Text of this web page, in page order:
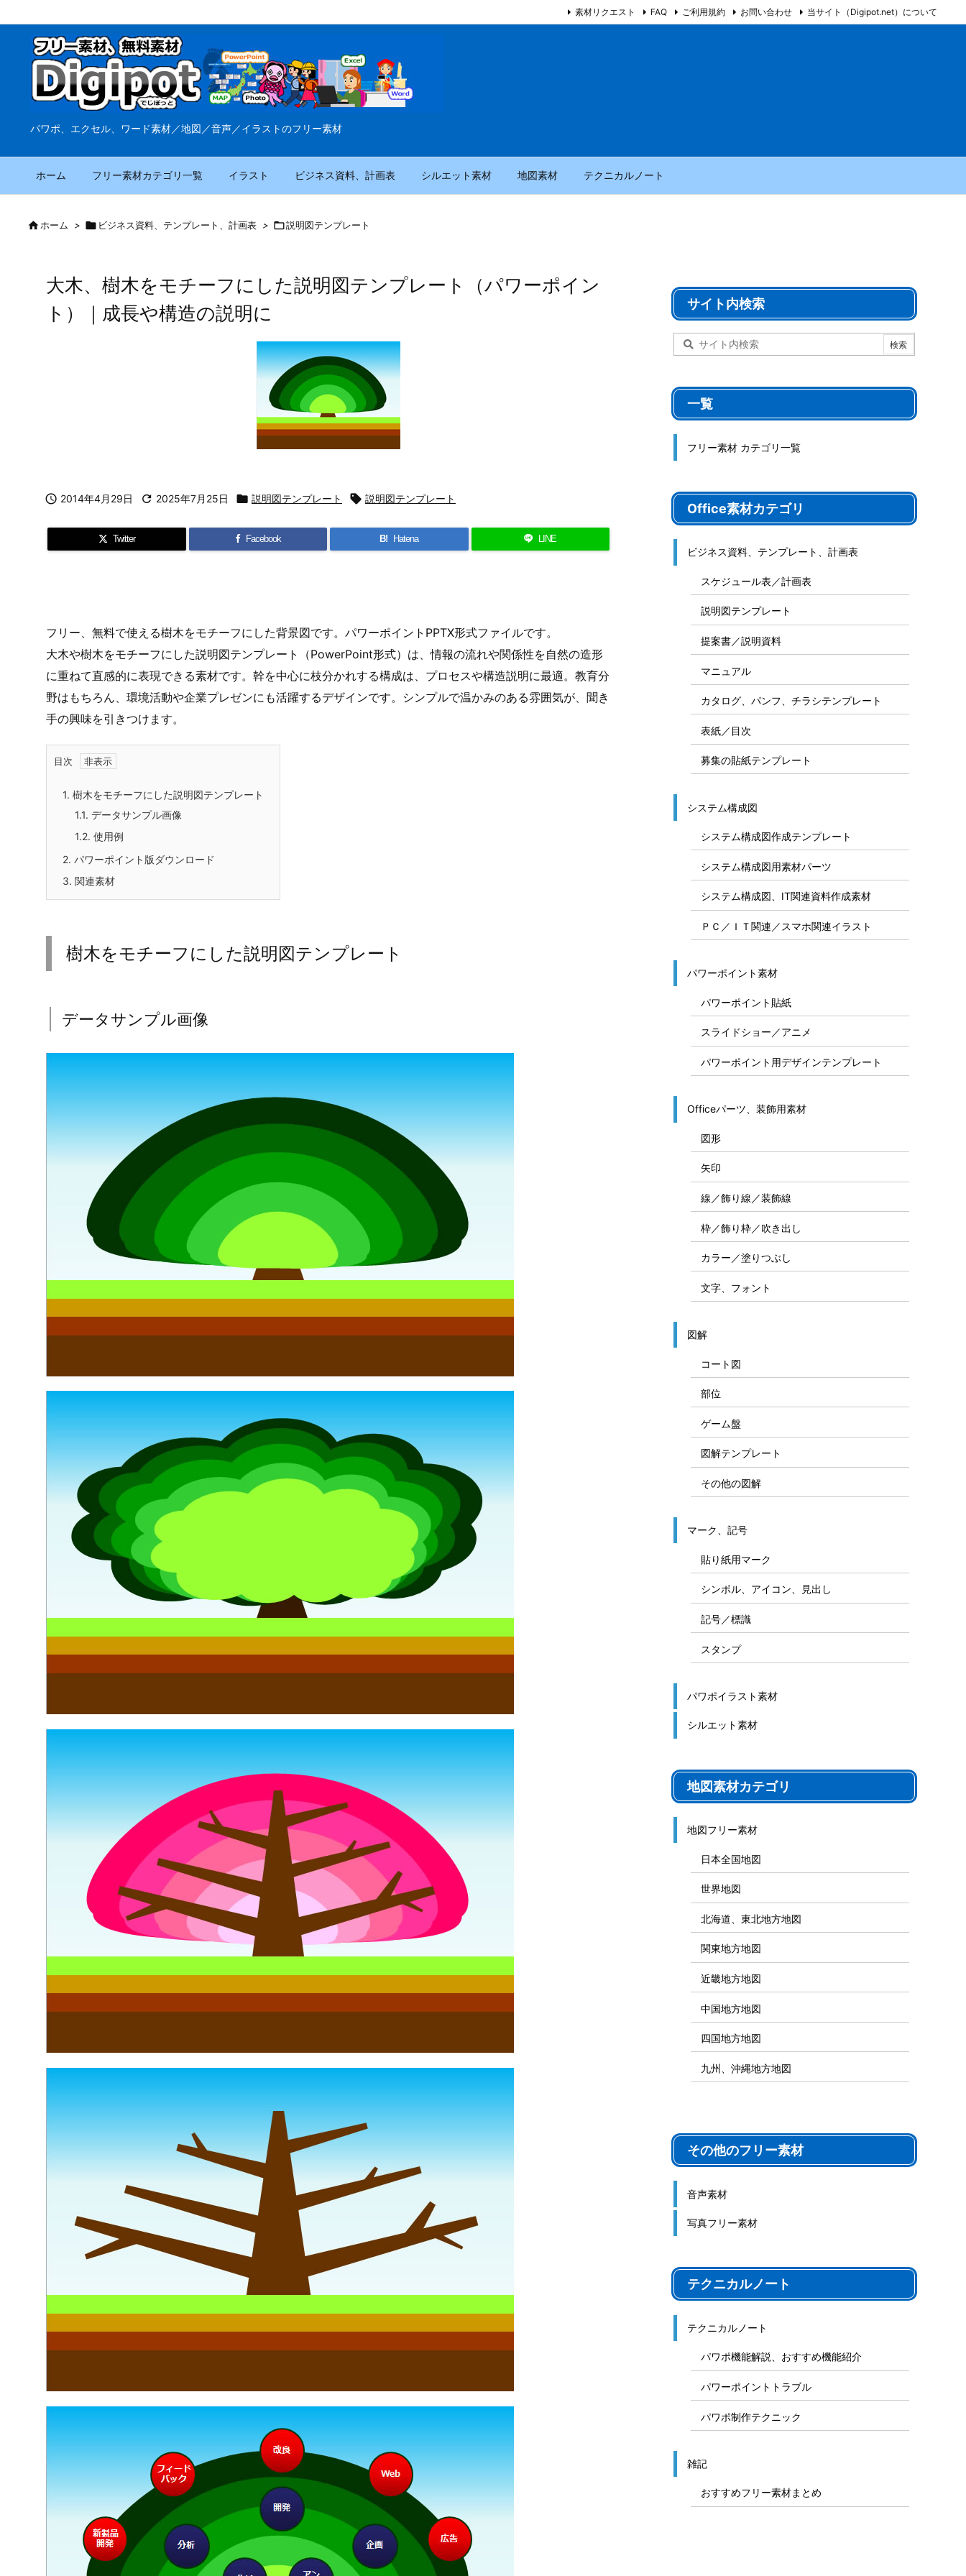
パワポ、エクセル、ワード素材／地図／音声／イラストのフリー素材
ホーム フリー素材カテゴリ一覧 イラスト ビジネス資料、計画表 シルエット素材 地図素材 テクニカルノート
素材リクエスト FAQ ご利用規約 お問い合わせ 当サイト（Digipot.net）について
ホーム >  ビジネス資料、テンプレート、計画表 > 説明図テンプレート
大木、樹木をモチーフにした説明図テンプレート（パワーポイン
ト）｜成長や構造の説明に
 2014年4月29日  2025年7月25日  説明図テンプレート  説明図テンプレート
Twitter Facebook B! Hatena LINE
フリー、無料で使える樹木をモチーフにした背景図です。パワーポイントPPTX形式ファイルです。
大木や樹木をモチーフにした説明図テンプレート（PowerPoint形式）は、情報の流れや関係性を自然の造形
に重ねて直感的に表現できる素材です。幹を中心に枝分かれする構成は、プロセスや構造説明に最適。教育分
野はもちろん、環境活動や企業プレゼンにも活躍するデザインです。シンプルで温かみのある雰囲気が、聞き
手の興味を引きつけます。
目次
1.2.使用例
樹木をモチーフにした説明図テンプレート
データサンプル画像
サイト内検索
一覧
フリー素材 カテゴリ一覧
Office素材カテゴリ
ビジネス資料、テンプレート、計画表
スケジュール表／計画表
説明図テンプレート
提案書／説明資料
マニュアル
カタログ、パンフ、チラシテンプレート
表紙／目次
募集の貼紙テンプレート
システム構成図
システム構成図作成テンプレート
システム構成図用素材パーツ
システム構成図、IT関連資料作成素材
ＰＣ／ＩＴ関連／スマホ関連イラスト
パワーポイント素材
パワーポイント貼紙
スライドショー／アニメ
パワーポイント用デザインテンプレート
Officeパーツ、装飾用素材
図形
矢印
線／飾り線／装飾線
枠／飾り枠／吹き出し
カラー／塗りつぶし
文字、フォント
図解
コート図
部位
ゲーム盤
図解テンプレート
その他の図解
マーク、記号
貼り紙用マーク
シンボル、アイコン、見出し
記号／標識
スタンプ
パワポイラスト素材
シルエット素材
地図素材カテゴリ
地図フリー素材
日本全国地図
世界地図
北海道、東北地方地図
関東地方地図
近畿地方地図
中国地方地図
四国地方地図
九州、沖縄地方地図
その他のフリー素材
音声素材
写真フリー素材
テクニカルノート
テクニカルノート
パワポ機能解説、おすすめ機能紹介
パワーポイントトラブル
パワポ制作テクニック
雑記
おすすめフリー素材まとめ